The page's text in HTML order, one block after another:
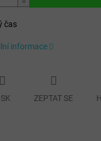
čas
informace
ZEPTAT SE